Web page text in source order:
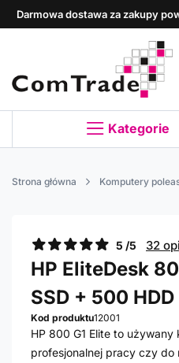
Darmowa dostawa za zakupy
Kategorie
Strona główna Komputery
5 /5 32
HP EliteDesk
SSD + 500
Kod produktu12001
HP 800 G1 Elite to
profesjonalnej pracy czy